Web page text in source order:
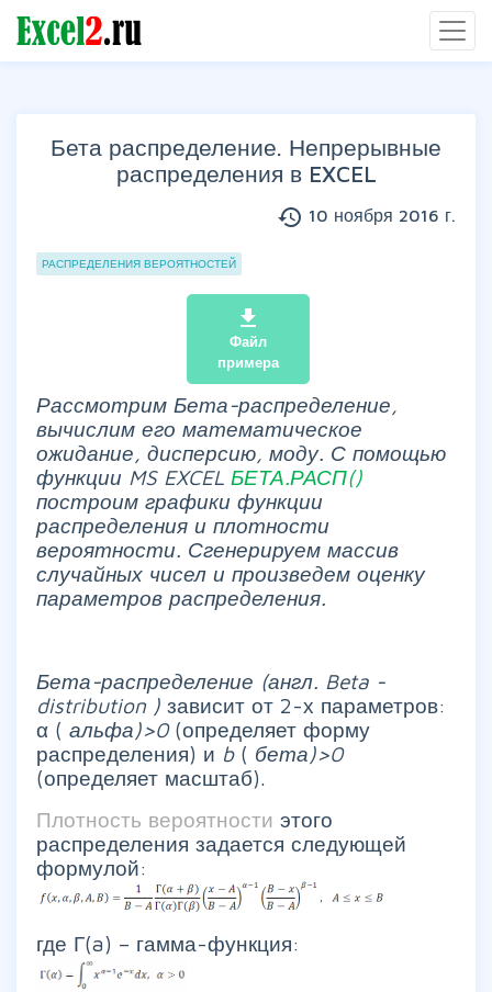
Бета распределение. Непрерывные
распределения в EXCEL
history 10 ноября 2016 г.
Группы статей
РАСПРЕДЕЛЕНИЯ ВЕРОЯТНОСТЕЙ
file_download
Файл
примера
Рассмотрим Бета-распределение,
вычислим его математическое
ожидание, дисперсию, моду. С помощью
функции MS EXCEL БЕТА.РАСП()
построим графики функции
распределения и плотности
вероятности. Сгенерируем массив
случайных чисел и произведем оценку
параметров распределения.
Бета-распределение (англ. Beta -
distribution ) зависит от 2-х параметров:
α ( альфа)>0 (определяет форму
распределения) и b ( бета)>0
(определяет масштаб).
Плотность вероятности этого
распределения задается следующей
формулой:
где Г(a) – гамма-функция: